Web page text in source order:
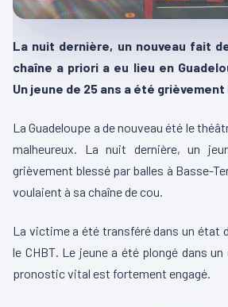
La nuit dernière, un nouveau fait
chaîne a priori a eu lieu en
Un jeune de 25 ans a été
La Guadeloupe a de nouveau été le
malheureux. La nuit dernière, un
grièvement blessé par balles à Basse-
voulaient à sa chaîne de cou.
La victime a été transféré dans un état
le CHBT. Le jeune a été plongé dans
pronostic vital est fortement engagé.